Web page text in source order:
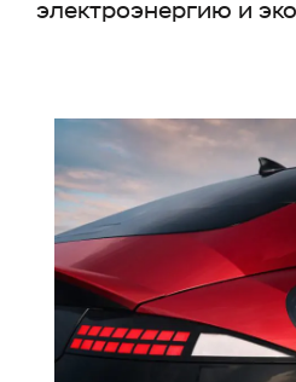
электроэнергию и